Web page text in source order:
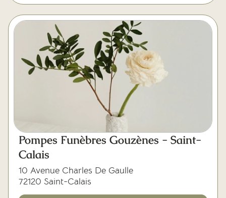
Pompes Funèbres Gouzènes - Saint-
Calais
10 Avenue Charles De Gaulle
72120 Saint-Calais